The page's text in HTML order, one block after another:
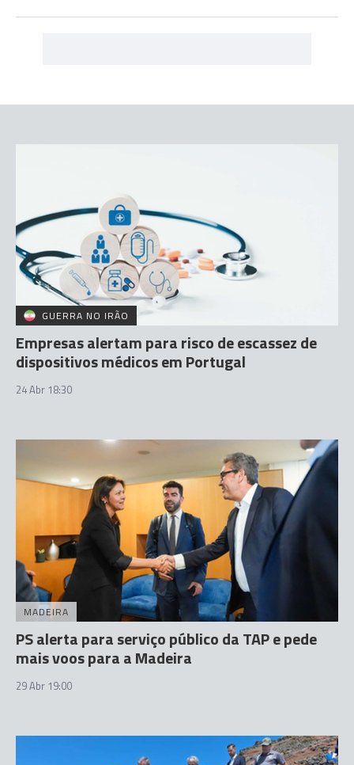
GUERRA NO IRÃO
Empresas alertam para risco de escassez de
dispositivos médicos em Portugal
24 Abr 18:30
MADEIRA
PS alerta para serviço público da TAP e pede
mais voos para a Madeira
29 Abr 19:00